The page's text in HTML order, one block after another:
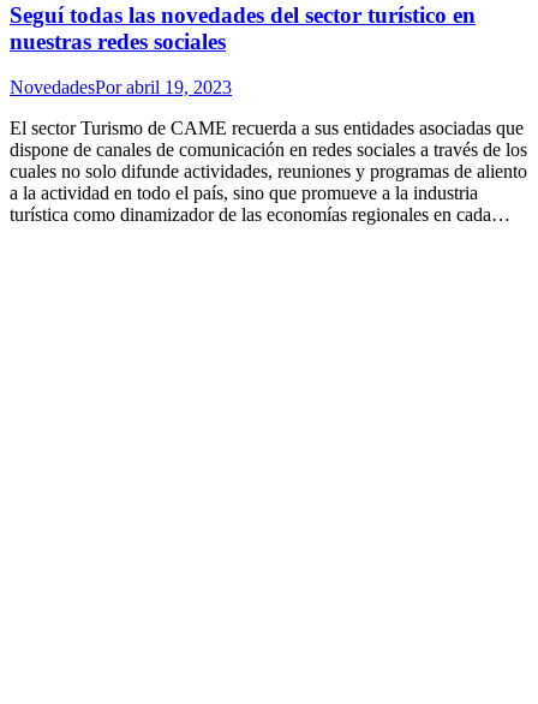
Seguí todas las novedades del sector turístico en
nuestras redes sociales
NovedadesPorabril 19, 2023
El sector Turismo de CAME recuerda a sus entidades asociadas que
dispone de canales de comunicación en redes sociales a través de los
cuales no solo difunde actividades, reuniones y programas de aliento
a la actividad en todo el país, sino que promueve a la industria
turística como dinamizador de las economías regionales en cada…